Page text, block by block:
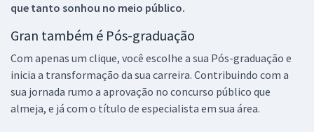
que tanto sonhou no meio público.
Gran também é Pós-graduação
Com apenas um clique, você escolhe a sua Pós-graduação e
inicia a transformação da sua carreira. Contribuindo com a
sua jornada rumo a aprovação no concurso público que
almeja, e já com o título de especialista em sua área.